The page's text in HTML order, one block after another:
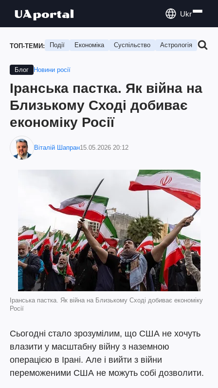
Ukr
ТОП-ТЕМИ: Події Економіка Суспільство Астрологія
Блог Новини росії
Іранська пастка. Як війна на
Близькому Сході добиває
економіку Росії
Віталій Шапран15.05.2026 20:12
Іранська пастка. Як війна на Близькому Сході добиває економіку
Росії
Сьогодні стало зрозумілим, що США не хочуть
влазити у масштабну війну з наземною
операцією в Ірані. Але і вийти з війни
переможеними США не можуть собі дозволити.